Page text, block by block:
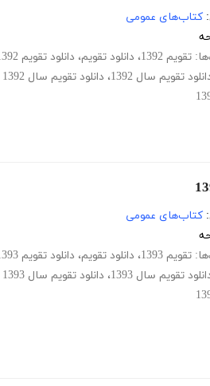
کتاب‌های عمومی
تقویم 1392 ، دانلود تقویم، دانلود تقویم 1392
تقویم سال 1392 ، دانلود تقویم سال 1392 با فرمت پی دی اف
کتاب‌های عمومی
تقویم 1393 ، دانلود تقویم، دانلود تقویم 1393
تقویم سال 1393 ، دانلود تقویم سال 1393 با فرمت پی دی اف